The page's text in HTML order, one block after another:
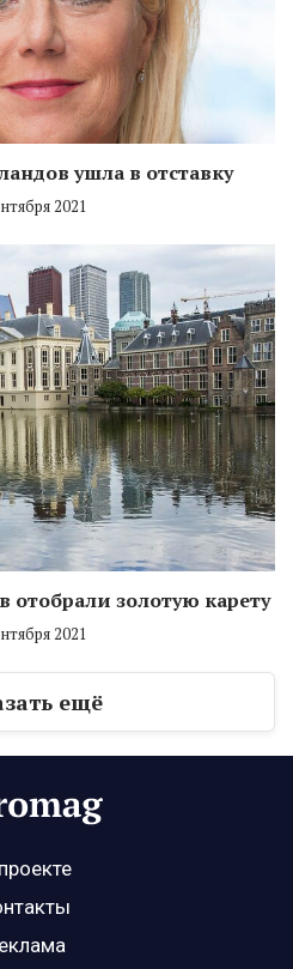
ушла в отставку
2021
отобрали золотую карету
2021
ещё